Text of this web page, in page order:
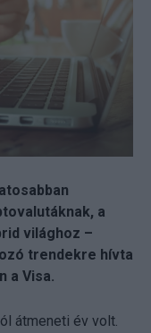
a
világhoz –
trendekre hívta
a Visa.
átmeneti év volt.